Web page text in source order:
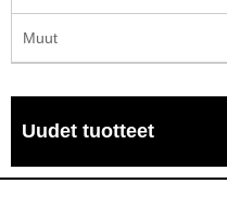
Muut
Uudet tuotteet